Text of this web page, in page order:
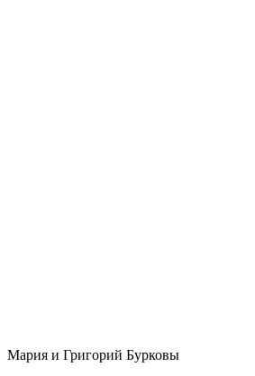
Мария и Григорий Бурковы